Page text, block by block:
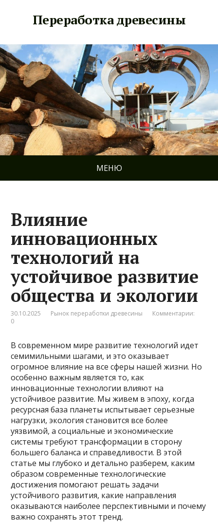
Переработка древесины
МЕНЮ
Влияние
инновационных
технологий на
устойчивое развитие
общества и экологии
30.10.2025 Рынок переработки древесины
Комментарии:
0
В современном мире развитие технологий идет
семимильными шагами, и это оказывает
огромное влияние на все сферы нашей жизни. Но
особенно важным является то, как
инновационные технологии влияют на
устойчивое развитие. Мы живем в эпоху, когда
ресурсная база планеты испытывает серьезные
нагрузки, экология становится все более
уязвимой, а социальные и экономические
системы требуют трансформации в сторону
большего баланса и справедливости. В этой
статье мы глубоко и детально разберем, каким
образом современные технологические
достижения помогают решать задачи
устойчивого развития, какие направления
оказываются наиболее перспективными и почему
важно сохранять этот тренд.